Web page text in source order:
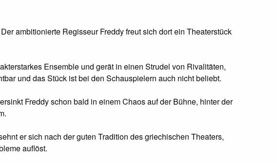
ambitionierte Regisseur Freddy freut sich dort ein Theaterstück
Ensemble und gerät in einen Strudel von Rivalitäten,
und das Stück ist bei den Schauspielern auch nicht beliebt.
Freddy schon bald in einem Chaos auf der Bühne, hinter der
er sich nach der guten Tradition des griechischen Theaters,
auﬂöst.